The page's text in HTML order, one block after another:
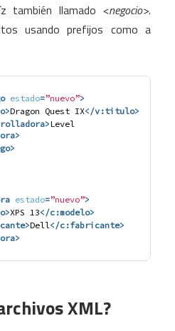
también llamado <negocio>.
usando prefijos como a
estado=”nuevo”>
>Dragon Quest IX</v:titulo>
>Level
estado=”nuevo”>
>XPS 13</c:modelo>
>Dell </c:fabricante>
XML?